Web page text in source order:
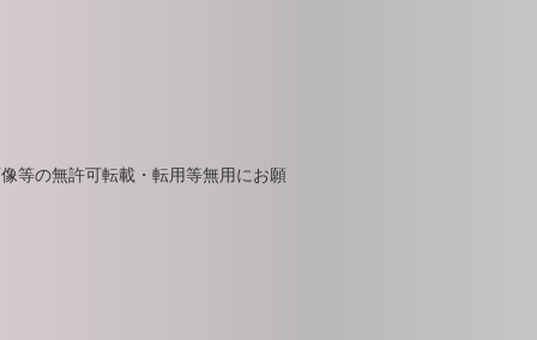
等の無許可転載・転用等無用にお願